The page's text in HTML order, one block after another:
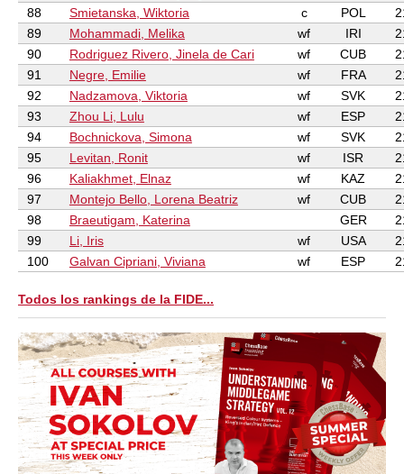
88
Smietanska, Wiktoria c POL
89
Mohammadi, Melika wf IRI
90
Rodriguez Rivero, Jinela de Cari wf CUB
91
Negre, Emilie wf FRA
92
Nadzamova, Viktoria wf SVK
93
Zhou Li, Lulu wf ESP
94
Bochnickova, Simona wf SVK
95
Levitan, Ronit wf ISR
96
Kaliakhmet, Elnaz wf KAZ
97
Montejo Bello, Lorena Beatriz wf CUB
98
Braeutigam, Katerina GER
99
Li, Iris wf USA
100
Galvan Cipriani, Viviana wf ESP
Todos los rankings de la FIDE...